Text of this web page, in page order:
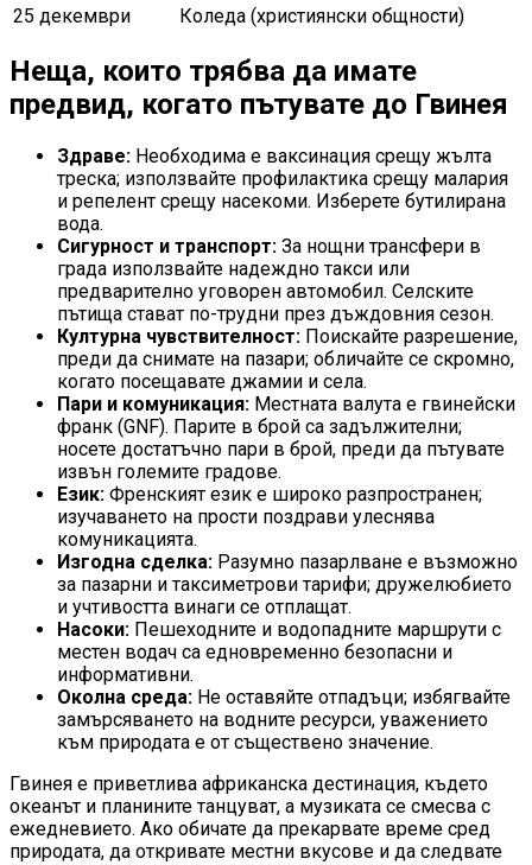
25 декември
Коледа (християнски общности)
Неща, които трябва да имате
предвид, когато пътувате до Гвинея
Здраве: Необходима е ваксинация срещу жълта
треска; използвайте профилактика срещу малария
и репелент срещу насекоми. Изберете бутилирана
вода.
Сигурност и транспорт: За нощни трансфери в
града използвайте надеждно такси или
предварително уговорен автомобил. Селските
пътища стават по-трудни през дъждовния сезон.
Културна чувствителност: Поискайте разрешение,
преди да снимате на пазари; обличайте се скромно,
когато посещавате джамии и села.
Пари и комуникация: Местната валута е гвинейски
франк (GNF). Парите в брой са задължителни;
носете достатъчно пари в брой, преди да пътувате
извън големите градове.
Език: Френският език е широко разпространен;
изучаването на прости поздрави улеснява
комуникацията.
Изгодна сделка: Разумно пазарлване е възможно
за пазарни и таксиметрови тарифи; дружелюбието
и учтивостта винаги се отплащат.
Насоки: Пешеходните и водопадните маршрути с
местен водач са едновременно безопасни и
информативни.
Околна среда: Не оставяйте отпадъци; избягвайте
замърсяването на водните ресурси, уважението
към природата е от съществено значение.
Гвинея е приветлива африканска дестинация, където
океанът и планините танцуват, а музиката се смесва с
ежедневието. Ако обичате да прекарвате време сред
природата, да откривате местни вкусове и да следвате